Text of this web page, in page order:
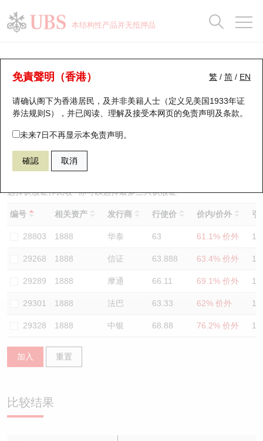
本结构性产品并无抵押品
繁 / 简 / EN
免責聲明（香港）
请确认阁下为香港居民，及并非美籍人士（定义见美国1933年证
券法规则S），并已阅读、理解及接受本网页的免责声明及条款。
未来7日不再显示本免责声明。
確認 取消
认股证分析仪
表现 街货统计 比较
29594 瑞银认购 1888 建滔积层板
选择认股证作比较*你可以选择最多三只认股证
编号 相关资产 发行商 行使价 价内/价外 引
28803 1888 华泰 63 61.1% 价外
29268 1888 信证 63.888 63.4% 价外
29289 1888 摩通 66.11 69.1% 价外
29301 1888 法巴 63.33 62% 价外
29328 1888 中银 68.88 76.2% 价外
加入 重置
比较结果
瑞银认股证一览
新发行瑞银认股证
即将到期认股证
认股证到期结算价查找
认股证分析仪
认股证速算机
认股证/牛熊证日志
认股证文件及公告
街货统计
比较
牛熊全景快搜
牛熊证搜寻
牛熊证街货分布图
正股牛熊证列表
新发行瑞银牛熊证
已收回牛熊证剩余价值
牛熊证到期结算价查找
牛熊证分析仪
牛熊证文件及公告
牛熊证文件及公告 (瑞信)
街货统计
比较
十大升幅/跌幅
十大认股证成交分布
十天股证占大市成交
资金流
街货统计
三十大平均引伸波幅
正股分析仪
二十大活跃股份
恒指成份股
国指成份股
科指成份股
相关资产沽空
中资ETFs溢价比较
AH 股价对照
ADR
收市竞价变化
持股比重
显示所有持股比重
每月轮证大市专题
轮证专栏
讲座及教育短片
认股证投资者教育
牛熊证投资者教育
认股证牛熊证常问问题